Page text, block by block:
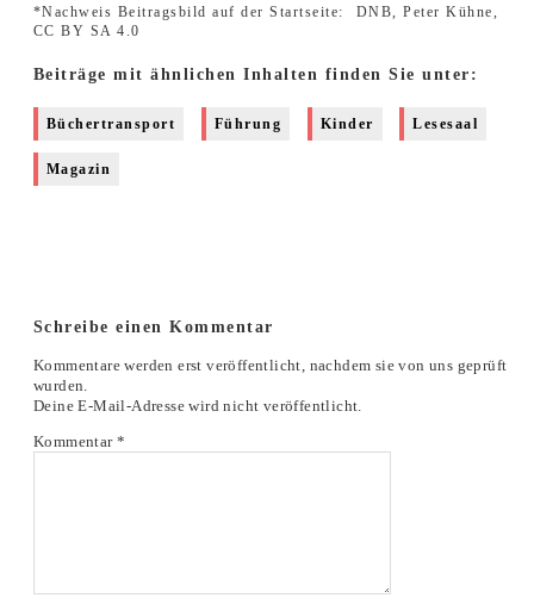
*Nachweis Beitragsbild auf der Startseite:
DNB, Peter Kühne,
CC BY SA 4.0
Beiträge mit ähnlichen Inhalten finden Sie unter:
Büchertransport Führung Kinder Lesesaal
Magazin
Schreibe einen Kommentar
Kommentare werden erst veröffentlicht, nachdem sie von uns geprüft
wurden.
Deine E-Mail-Adresse wird nicht veröffentlicht.
Kommentar *